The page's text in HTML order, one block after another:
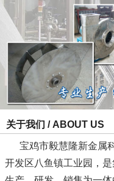
关于我们 / ABOUT US
宝鸡市毅慧隆新金属
开发区八鱼镇工业园，